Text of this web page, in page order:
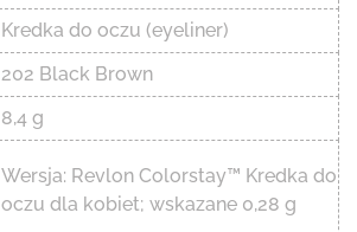
Kredka do oczu (eyeliner)
202 Black Brown
8,4 g
Wersja: Revlon Colorstay™ Kredka do
oczu dla kobiet; wskazane 0,28 g